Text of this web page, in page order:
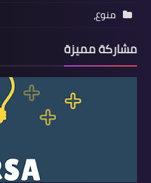
منوع،
مشاركة مميزة